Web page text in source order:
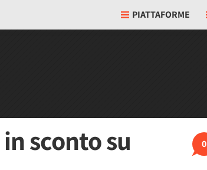
PIATTAFORME
0
sconto su